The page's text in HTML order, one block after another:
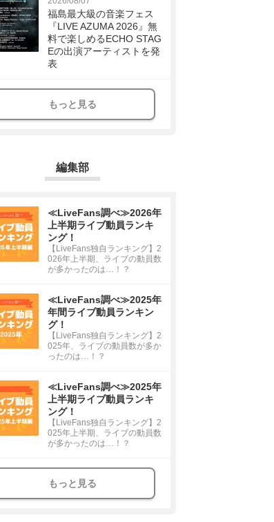
福島最大級の音楽フェス
『LIVE AZUMA 2026』無
料で楽しめるECHO STAG
Eの出演アーティストを発
表
もっと見る
編集部
≪LiveFans調べ≫2026年
上半期ライブ動員ランキ
ング！
【LiveFans独自ランキング】2
026年上半期、ライブの動員数
が多かったのは…！？
≪LiveFans調べ≫2025年
年間ライブ動員ランキン
グ！
【LiveFans独自ランキング】2
025年、ライブの動員数が多か
ったのは…！？
≪LiveFans調べ≫2025年
上半期ライブ動員ランキ
ング！
【LiveFans独自ランキング】2
025年上半期、ライブの動員数
が多かったのは…！？
もっと見る